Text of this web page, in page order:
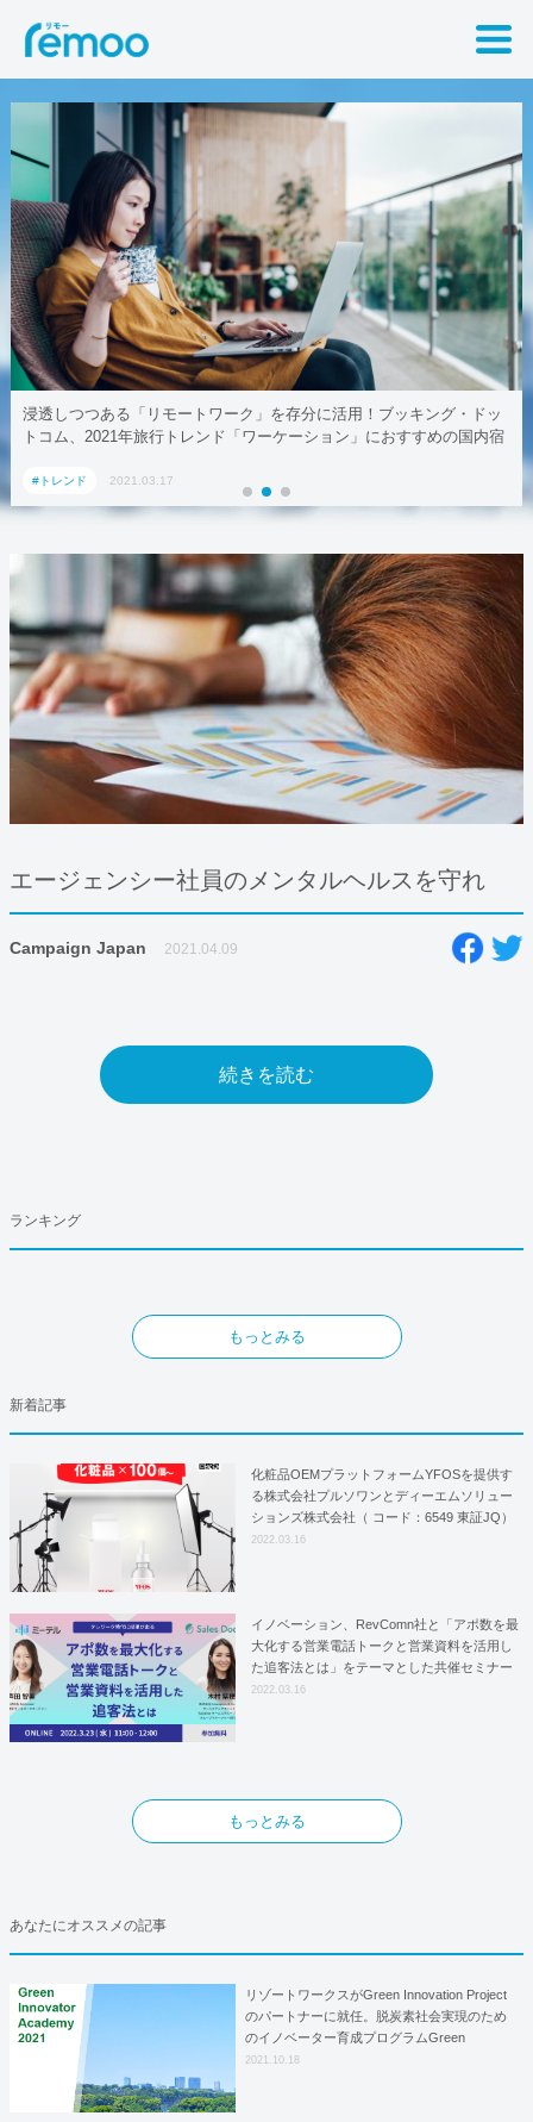
浸透しつつある「リモートワーク」を存分に活用！ブッキング・ドッ
トコム、2021年旅行トレンド「ワーケーション」におすすめの国内宿
#トレンド 2021.03.17
エージェンシー社員のメンタルヘルスを守れ
Campaign Japan 2021.04.09
続きを読む
ランキング
もっとみる
新着記事
化粧品OEMプラットフォームYFOSを提供す
る株式会社プルソワンとディーエムソリュー
ションズ株式会社（ コード：6549 東証JQ）
はYFOSにおけるロジスティクスパートナー
2022.03.16
イノベーション、RevComn社と「アポ数を最
大化する営業電話トークと営業資料を活用し
た追客法とは」をテーマとした共催セミナー
を開催！
2022.03.16
もっとみる
あなたにオススメの記事
リゾートワークスがGreen Innovation Project
のパートナーに就任。脱炭素社会実現のため
のイノベーター育成プログラムGreen
Innovator Academyを10月23日に開校
2021.10.18